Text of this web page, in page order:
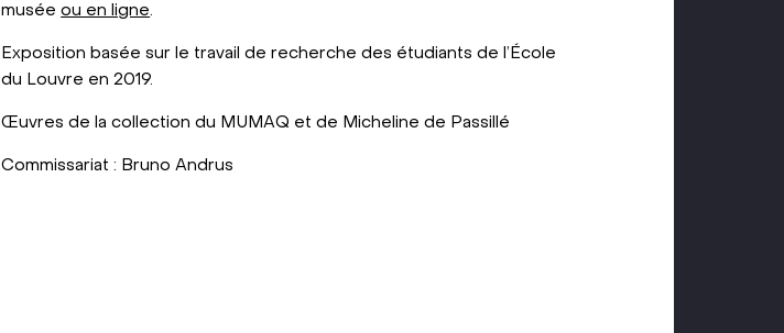
muséeou en ligne.
Exposition basée sur le travail de recherche des étudiants de l’École
du Louvre en 2019.
Œuvres de la collection du MUMAQ et de Micheline de Passillé
Commissariat : Bruno Andrus